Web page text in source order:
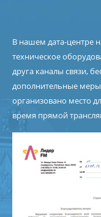
В нашем дата-центре
техническое
друга каналы связи,
дополнительные
организовано место
время прямой